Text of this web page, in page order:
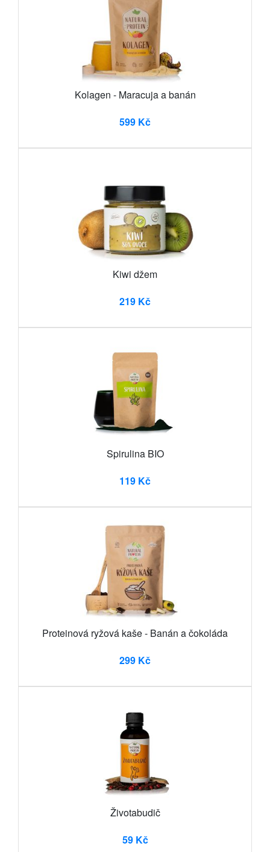
Kolagen - Maracuja a banán
599 Kč
Kiwi džem
219 Kč
Spirulina BIO
119 Kč
Proteinová ryžová kaše - Banán a čokoláda
299 Kč
Životabudič
59 Kč